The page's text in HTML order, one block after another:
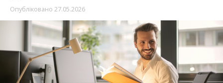
Опубліковано 27.05.2026